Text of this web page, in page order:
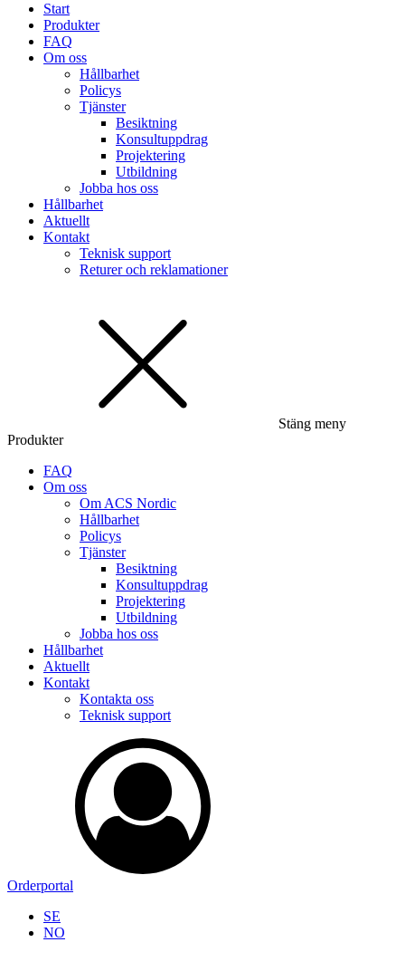
Start
Produkter
FAQ
Om oss
Hållbarhet
Policys
Tjänster
Besiktning
Konsultuppdrag
Projektering
Utbildning
Jobba hos oss
Hållbarhet
Aktuellt
Kontakt
Teknisk support
Returer och reklamationer
Stäng meny
Produkter
FAQ
Om oss
Om ACS Nordic
Hållbarhet
Policys
Tjänster
Besiktning
Konsultuppdrag
Projektering
Utbildning
Jobba hos oss
Hållbarhet
Aktuellt
Kontakt
Kontakta oss
Teknisk support
Orderportal
SE
NO